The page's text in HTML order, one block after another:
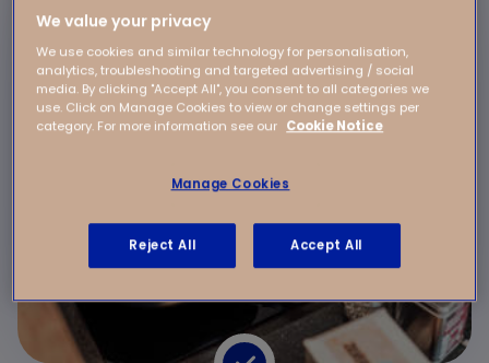
We value your privacy
We use cookies and similar technology for personalisation,
analytics, troubleshooting and targeted advertising / social
media. By clicking "Accept All", you consent to all categories we
use. Click on Manage Cookies to view or change settings per
category. For more information see our Cookie Notice
Manage Cookies
Reject All Accept All